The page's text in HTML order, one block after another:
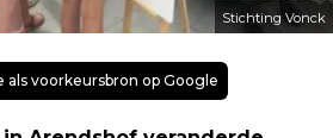
Stichting Vonck
als voorkeursbron op Google